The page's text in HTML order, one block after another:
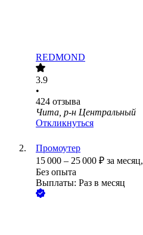
REDMOND
3.9
•
424 отзыва
Чита, р-н Центральный
Откликнуться
Промоутер
15 000 – 25 000 ₽ за месяц,
Без опыта
Выплаты: Раз в месяц